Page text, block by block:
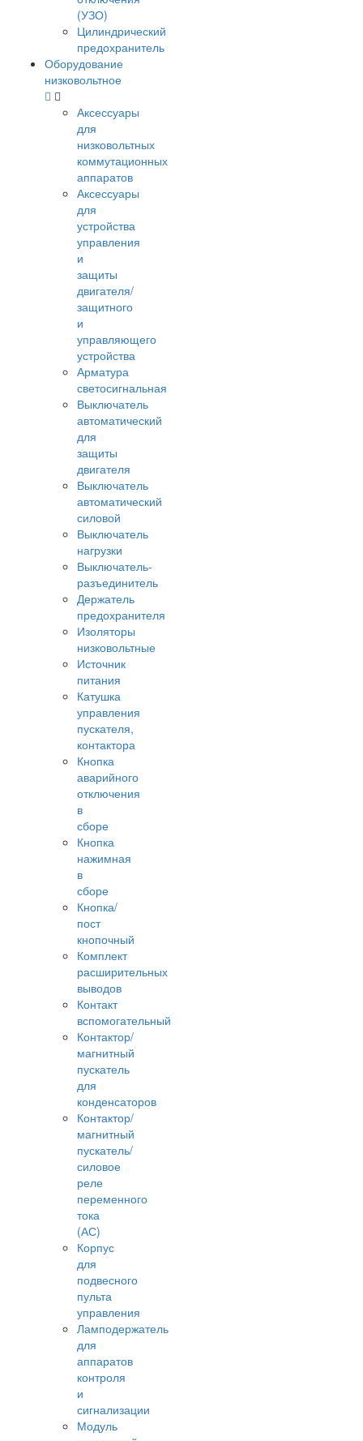
(УЗО)
Цилиндрический
предохранитель
Оборудование
низковольтное
Аксессуары
для
низковольтных
коммутационных
аппаратов
Аксессуары
для
устройства
управления
и
защиты
двигателя/
защитного
и
управляющего
устройства
Арматура
светосигнальная
Выключатель
автоматический
для
защиты
двигателя
Выключатель
автоматический
силовой
Выключатель
нагрузки
Выключатель-
разъединитель
Держатель
предохранителя
Изоляторы
низковольтные
Источник
питания
Катушка
управления
пускателя,
контактора
Кнопка
аварийного
отключения
в
сборе
Кнопка
нажимная
в
сборе
Кнопка/
пост
кнопочный
Комплект
расширительных
выводов
Контакт
вспомогательный
Контактор/
магнитный
пускатель
для
конденсаторов
Контактор/
магнитный
пускатель/
силовое
реле
переменного
тока
(АС)
Корпус
для
подвесного
пульта
управления
Ламподержатель
для
аппаратов
контроля
и
сигнализации
Модуль